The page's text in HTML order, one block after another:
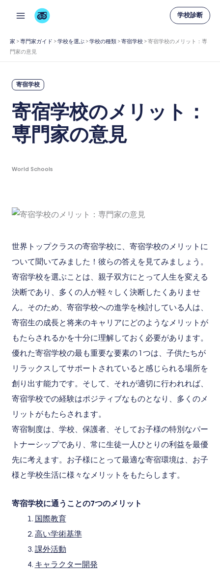
学校診断
家 >専門家ガイド >学校を選ぶ >学校の種類 >寄宿学校 >寄宿学校のメリット：専
門家の意見
寄宿学校
寄宿学校のメリット：
専門家の意見
World Schools
世界トップクラスの寄宿学校に、寄宿学校のメリットに
ついて聞いてみました！彼らの答えを見てみましょう。
寄宿学校を選ぶことは、親子双方にとって人生を変える
決断であり、多くの人が軽々しく決断したくありませ
ん。そのため、寄宿学校への進学を検討している人は、
寄宿生の成長と将来のキャリアにどのようなメリットが
もたらされるかを十分に理解しておく必要があります。
優れた寄宿学校の最も重要な要素の 1 つは、子供たちが
リラックスしてサポートされていると感じられる場所を
創り出す能力です。そして、それが適切に行われれば、
寄宿学校での経験はポジティブなものとなり、多くのメ
リットがもたらされます。
寄宿制度は、学校、保護者、そしてお子様の特別なパー
トナーシップであり、常に生徒一人ひとりの利益を最優
先に考えます。お子様にとって最適な寄宿環境は、お子
様と学校生活に様々なメリットをもたらします。
寄宿学校に通うことの7つのメリット
国際教育
高い学術基準
課外活動
キャラクター開発